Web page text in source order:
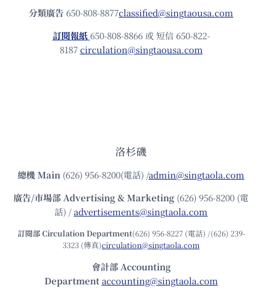
分類廣告 650-808-8877classified@singtaousa.com
訂閱報紙 650-808-8866 或 短信 650-822-
8187circulation@singtaousa.com
洛杉磯
總機Main (626) 956-8200(電話) /admin@singtaola.com
廣告/市場部Advertising & Marketing (626) 956-8200 (電
話) /advertisements@singtaola.com
訂閱部 Circulation Department(626) 956-8227 (電話) /(626) 239-
3323 (傳真)circulation@singtaola.com
會計部 Accounting
Department accounting@singtaola.com